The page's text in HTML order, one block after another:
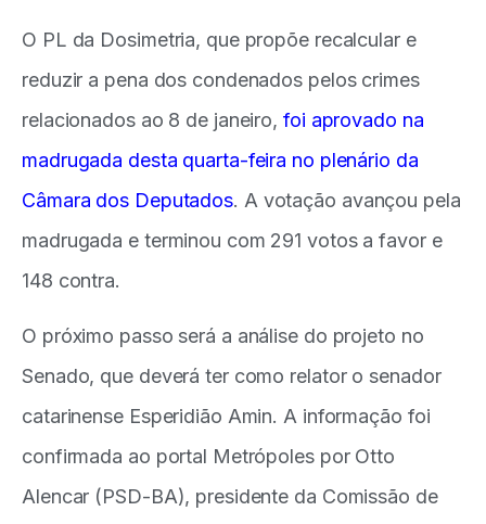
O PL da Dosimetria, que propõe recalcular e
reduzir a pena dos condenados pelos crimes
relacionados ao 8 de janeiro, foi aprovado na
madrugada desta quarta-feira no plenário da
Câmara dos Deputados. A votação avançou pela
madrugada e terminou com 291 votos a favor e
148 contra.
O próximo passo será a análise do projeto no
Senado, que deverá ter como relator o senador
catarinense Esperidião Amin. A informação foi
confirmada ao portal Metrópoles por Otto
Alencar (PSD-BA), presidente da Comissão de